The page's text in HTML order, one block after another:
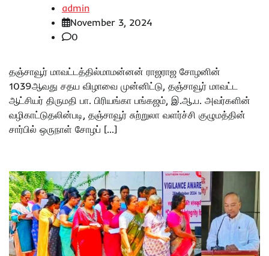
admin
November 3, 2024
0
தஞ்சாவூர் மாவட்டத்தில்மாமன்னன் ராஜராஜ சோழனின்
1039ஆவது சதய விழாவை முன்னிட்டு, தஞ்சாவூர் மாவட்ட
ஆட்சியர் திருமதி பா. பிரியங்கா பங்கஜம், இ.ஆ.ப. அவர்களின்
வழிகாட்டுதலின்படி, தஞ்சாவூர் சுற்றுலா வளர்ச்சி குழுமத்தின்
சார்பில் ஒருநாள் சோழப் […]